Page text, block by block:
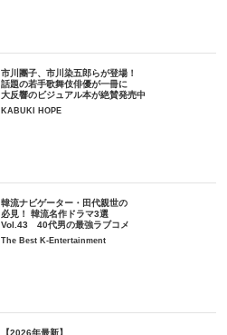
市川團子、市川染五郎らが登場！
話題の若手歌舞伎俳優が一冊に
大反響のビジュアル本が絶賛発売中
KABUKI HOPE
韓流ナビゲーター・田代親世の
必見！ 韓流名作ドラマ3選
Vol.43 40代男の最強ラブコメ
The Best K-Entertainment
【2026年最新】